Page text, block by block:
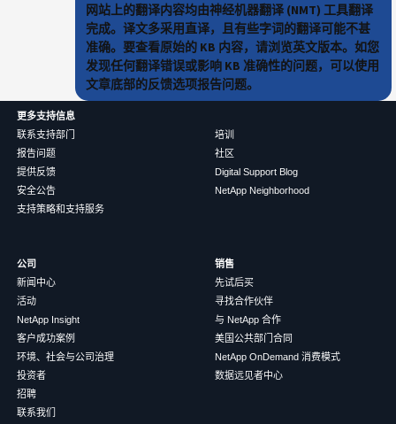
网站上的翻译内容均由神经机器翻译 (NMT) 工具翻译
完成。译文多采用直译，且有些字词的翻译可能不甚
准确。要查看原始的 KB 内容，请浏览英文版本。如您
发现任何翻译错误或影响 KB 准确性的问题，可以使用
文章底部的反馈选项报告问题。
更多支持信息
联系支持部门
报告问题
提供反馈
安全公告
支持策略和支持服务
培训
社区
Digital Support Blog
NetApp Neighborhood
公司
新闻中心
活动
NetApp Insight
客户成功案例
环境、社会与公司治理
投资者
招聘
联系我们
销售
先试后买
寻找合作伙伴
与 NetApp 合作
美国公共部门合同
NetApp OnDemand 消费模式
数据远见者中心